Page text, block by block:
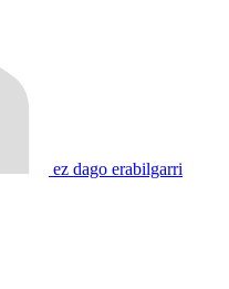
ez dago erabilgarri